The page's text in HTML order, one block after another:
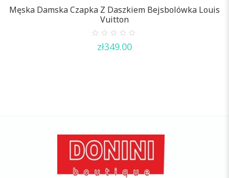
Męska Damska Czapka Z Daszkiem Bejsbolówka Louis
Vuitton
out
zł349.00